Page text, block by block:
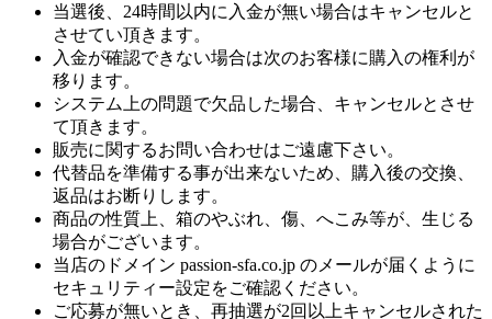
当選後、24時間以内に入金が無い場合はキャンセルと
させてい頂きます。
入金が確認できない場合は次のお客様に購入の権利が
移ります。
システム上の問題で欠品した場合、キャンセルとさせ
て頂きます。
販売に関するお問い合わせはご遠慮下さい。
代替品を準備する事が出来ないため、購入後の交換、
返品はお断りします。
商品の性質上、箱のやぶれ、傷、へこみ等が、生じる
場合がございます。
当店のドメイン passion-sfa.co.jp のメールが届くように
セキュリティー設定をご確認ください。
ご応募が無いとき、再抽選が2回以上キャンセルされた